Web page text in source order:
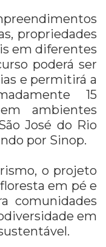
propriedades
em diferentes
poderá ser
e permitirá a
15
ambientes
José do Rio
por Sinop.
o projeto
em pé e
comunidades
em